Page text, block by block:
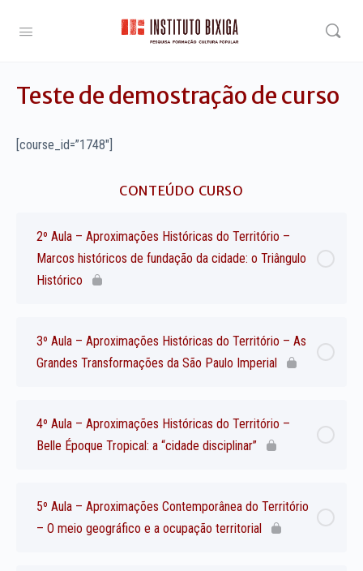
Teste de demostração de curso
[course_id=”1748″]
CONTEÚDO CURSO
2º Aula – Aproximações Históricas do Território –
Marcos históricos de fundação da cidade: o Triângulo
Histórico
3º Aula – Aproximações Históricas do Território – As
Grandes Transformações da São Paulo Imperial
4º Aula – Aproximações Históricas do Território –
Belle Époque Tropical: a “cidade disciplinar”
5º Aula – Aproximações Contemporânea do Território
– O meio geográfico e a ocupação territorial